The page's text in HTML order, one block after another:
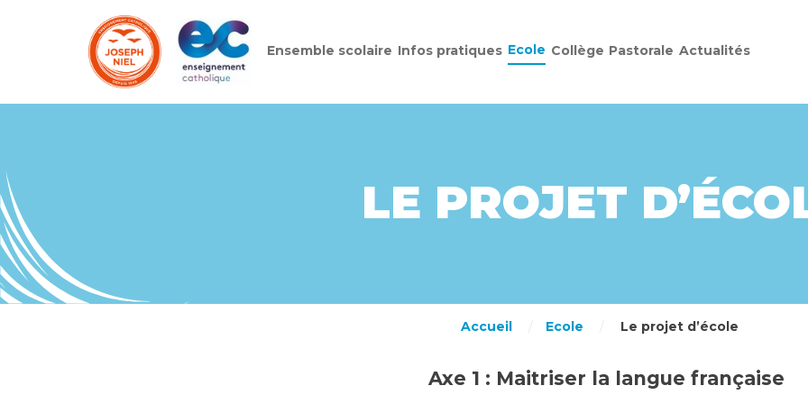
Skip
Ensemble scolaire Infos pratiques Ecole Collège Pastorale Actualités
LE PROJET
Accueil Ecole Le projet d’école
Axe 1 : Maitriser la langue française